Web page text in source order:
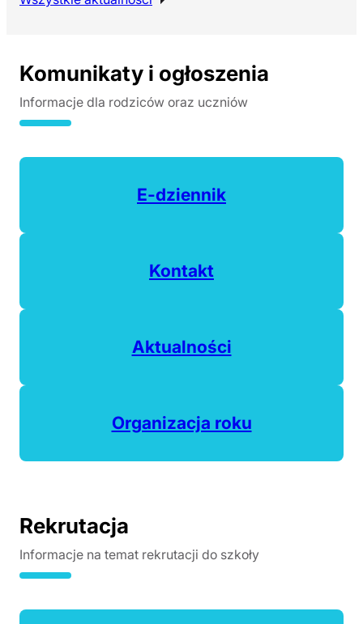
Komunikaty i ogłoszenia
Informacje dla rodziców oraz uczniów
E-dziennik(otwiera się w nowej
Kontakt
Aktualności
Organizacja roku
Rekrutacja
Informacje na temat rekrutacji do szkoły